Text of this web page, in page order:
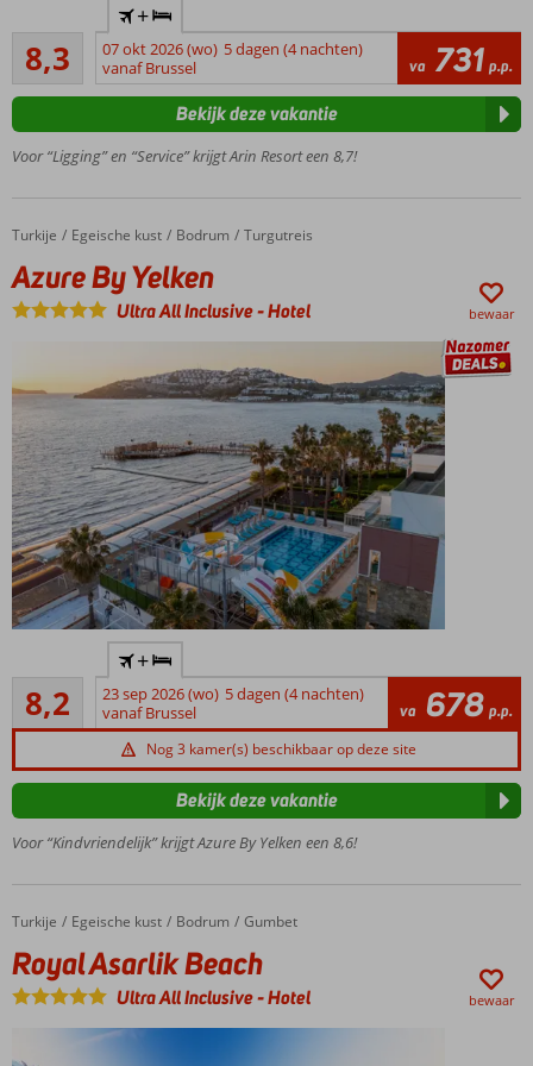
zwembaden
Direct
aan
het
Diverse à-la-
Miniclub
voor de
8,3
Zeer goed
40
beoordelingen
+
07 okt 2026 (wo) 5 dagen (4 nachten)
vanaf Brussel
va 731 p.p.
Voor “Ligging” en “Service” krijgt Arin Resort een 8,7!
Bekijk deze vakantie
Home
Turkije Egeische kust Bodrum Turgutreis
Azure By Yelken
Azure By Yelken
Ultra All Inclusive-Hotel bewaar
gerenoveerd
in winter
'25/'26
ligging aan
privéstrand
Meerdere
en glijbanen
24/7
met
Ultra All
8,2
Zeer goed
24
beoordelingen
+
23 sep 2026 (wo) 5 dagen (4 nachten)
vanaf Brussel
va 678 p.p.
Nog 3 kamer(s) beschikbaar op deze site
Voor “Kindvriendelijk” krijgt Azure By Yelken een 8,6!
Bekijk deze vakantie
Home
Turkije Egeische kust Bodrum Gumbet
Royal Asarlik Beach
Royal Asarlik Beach
Ultra All Inclusive-Hotel bewaar